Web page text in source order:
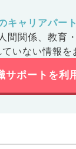
キャリアパー
間関係、 教育
いない情報を
サポートを利